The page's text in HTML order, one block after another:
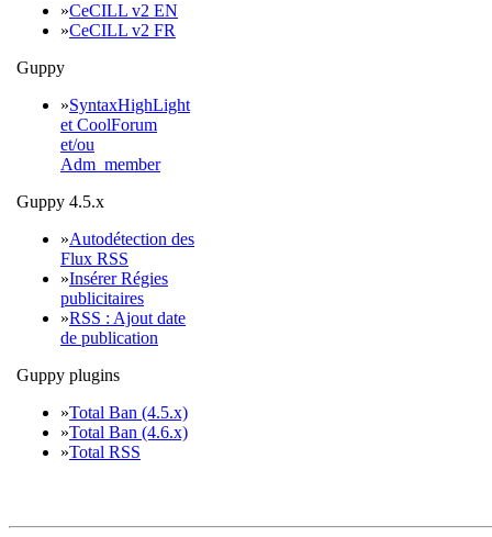
»CeCILL v2 EN
»CeCILL v2 FR
Guppy
»SyntaxHighLight
et CoolForum
et/ou
Adm_member
Guppy 4.5.x
»Autodétection des
Flux RSS
»Insérer Régies
publicitaires
»RSS : Ajout date
de publication
Guppy plugins
»Total Ban (4.5.x)
»Total Ban (4.6.x)
»Total RSS